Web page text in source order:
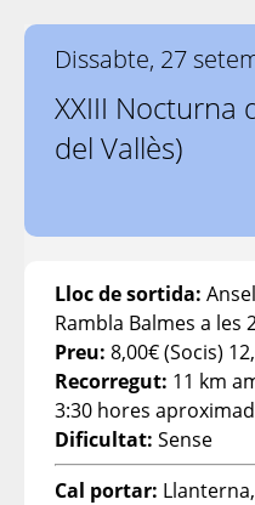
Dissabte, 27
XXIII Nocturna
del Vallès)
Lloc de sortida:
Rambla Balmes a les
Preu: 8,00€ (Socis)
Recorregut: 11 km
3:30 hores
Dificultat: Sense
Cal portar: